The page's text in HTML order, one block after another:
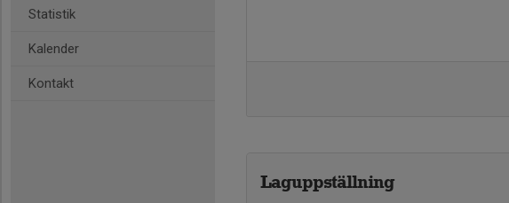
Statistik
Kalender
Kontakt
Laguppställning